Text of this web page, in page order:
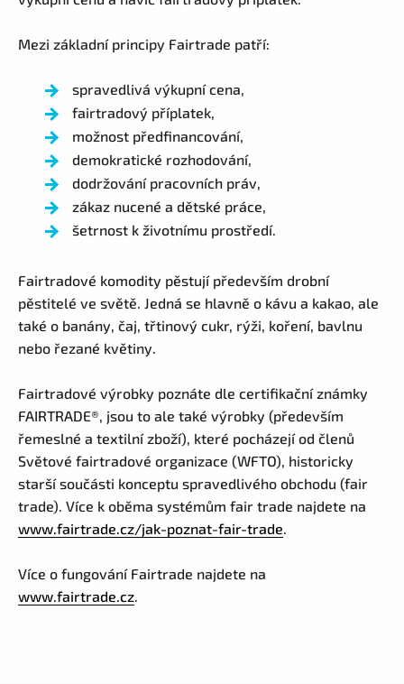
Mezi základní principy Fairtrade patří:
spravedlivá výkupní cena,
fairtradový příplatek,
možnost předfinancování,
demokratické rozhodování,
dodržování pracovních práv,
zákaz nucené a dětské práce,
šetrnost k životnímu prostředí.
Fairtradové komodity pěstují především drobní
pěstitelé ve světě. Jedná se hlavně o kávu a kakao, ale
také o banány, čaj, třtinový cukr, rýži, koření, bavlnu
nebo řezané květiny.
Fairtradové výrobky poznáte dle certifikační známky
FAIRTRADE®, jsou to ale také výrobky (především
řemeslné a textilní zboží), které pocházejí od členů
Světové fairtradové organizace (WFTO), historicky
starší součásti konceptu spravedlivého obchodu (fair
trade). Více k oběma systémům fair trade najdete na
www.fairtrade.cz/jak-poznat-fair-trade.
Více o fungování Fairtrade najdete na
www.fairtrade.cz.